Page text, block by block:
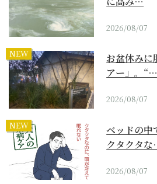
2026/08/07
NEW
お盆休みに
アー」。“…
2026/08/07
NEW
ベッドの
クタクタ
2026/08/07